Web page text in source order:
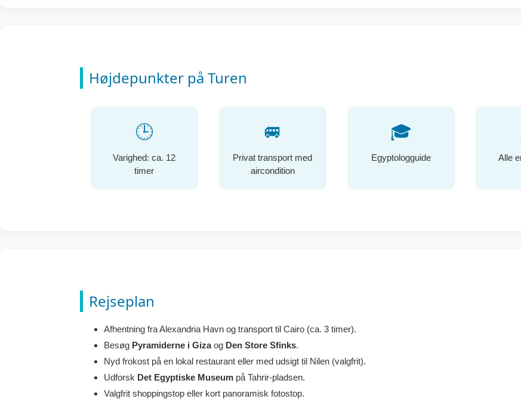
Højdepunkter på Turen
🕒
Varighed: ca. 12
timer
🚐
Privat transport med
aircondition
🎓
Egyptologguide Alle
Rejseplan
Afhentning fra Alexandria Havn og transport til Cairo (ca. 3 timer).
Besøg Pyramiderne i Gizaog Den Store Sfinks.
Nyd frokost på en lokal restaurant eller med udsigt til Nilen (valgfrit).
Udforsk Det Egyptiske Museum på Tahrir-pladsen.
Valgfrit shoppingstop eller kort panoramisk fotostop.